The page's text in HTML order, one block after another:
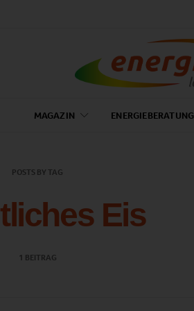
MAGAZIN ENERGIEBERATUNG
POSTS BY TAG
Eis
1 BEITRAG